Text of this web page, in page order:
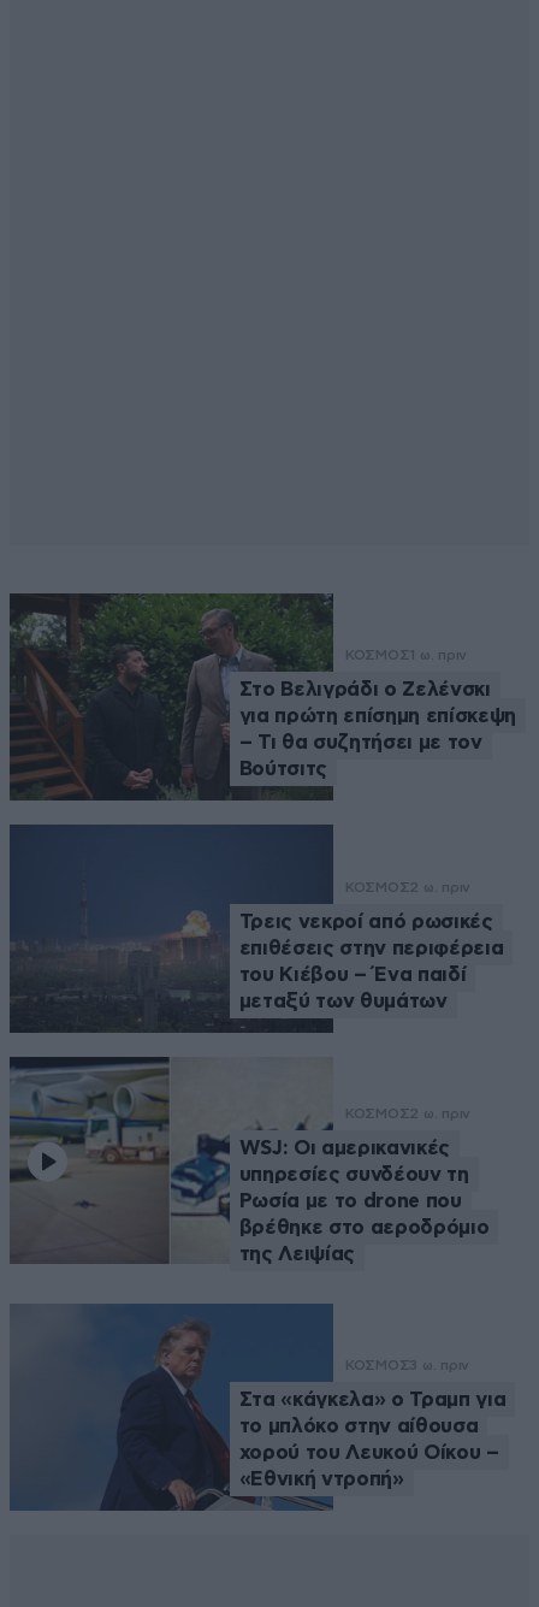
ΚΟΣΜΟΣ 1 ω. πριν
Στο Βελιγράδι ο Ζελένσκι
για πρώτη επίσημη επίσκεψη
– Τι θα συζητήσει με τον
Βούτσιτς
ΚΟΣΜΟΣ2 ω. πριν
Τρεις νεκροί από ρωσικές
επιθέσεις στην περιφέρεια
του Κιέβου – Ένα παιδί
μεταξύ των θυμάτων
ΚΟΣΜΟΣ2 ω. πριν
WSJ: Οι αμερικανικές
υπηρεσίες συνδέουν τη
Ρωσία με το drone που
βρέθηκε στο αεροδρόμιο
της Λειψίας
ΚΟΣΜΟΣ3 ω. πριν
Στα «κάγκελα» ο Τραμπ για
το μπλόκο στην αίθουσα
χορού του Λευκού Οίκου –
«Εθνική ντροπή»